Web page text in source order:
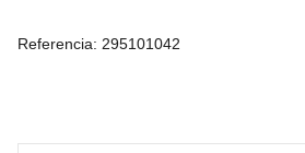
Referencia: 295101042